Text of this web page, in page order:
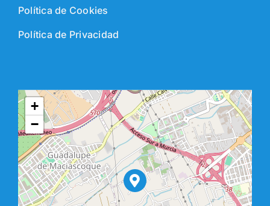
Política de Cookies
Política de Privacidad
+
−